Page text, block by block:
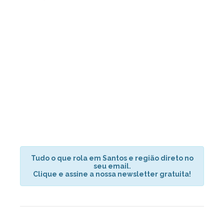
Tudo o que rola em Santos e região direto no
seu email.
Clique e assine a nossa newsletter gratuita!